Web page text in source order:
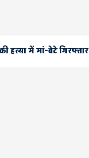
हत्या में मां-बेटे गिरफ्तार